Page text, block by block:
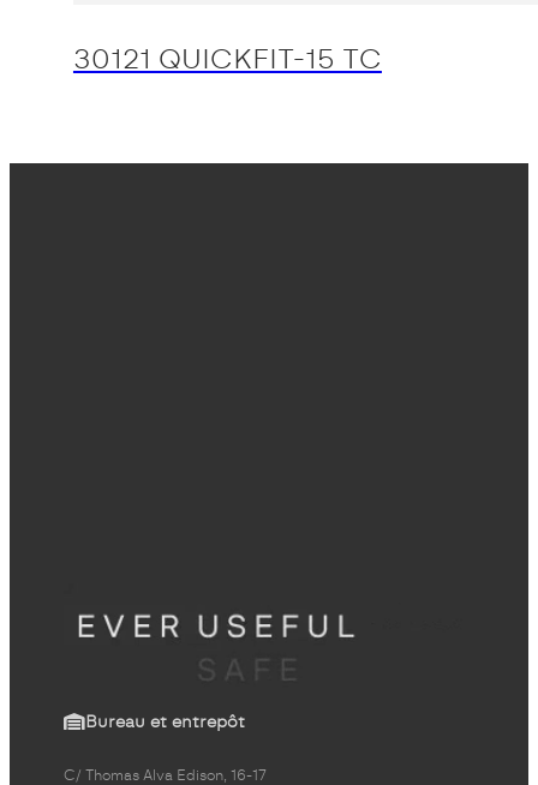
30121 QUICKFIT-15 TC
Bureau et entrepôt
C/ Thomas Alva Edison, 16-17